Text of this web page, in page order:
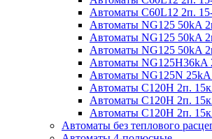
Автоматы C60L12 2п.
Автоматы NG125 50kA
Автоматы NG125 50kA
Автоматы NG125 50kA
Автоматы NG125H36kA
Автоматы NG125N 25kA
Автоматы С120H 2п.
Автоматы С120H 2п.
Автоматы С120H 2п.
Автоматы без теплового